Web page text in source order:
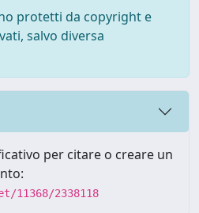
protetti da copyright e
salvo diversa
per citare o creare un
2338118